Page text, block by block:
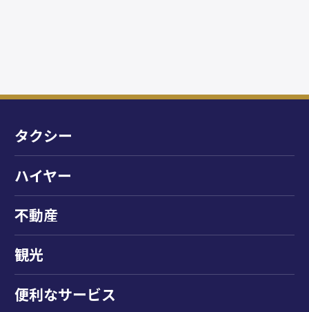
タクシー
ハイヤー
不動産
観光
便利なサービス